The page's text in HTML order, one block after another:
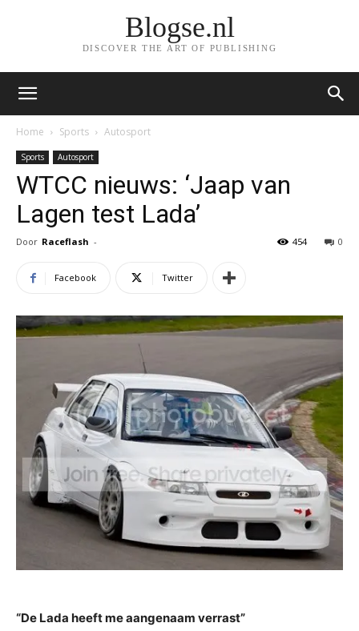
Blogse.nl
DISCOVER THE ART OF PUBLISHING
Home Sports Autosport
Sports Autosport
WTCC nieuws: ‘Jaap van
Lagen test Lada’
Door Raceflash - 0
454
Facebook Twitter
“De Lada heeft me aangenaam verrast”